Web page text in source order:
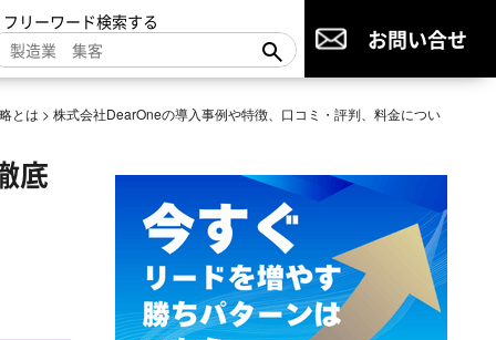
リーワード検索する
お問い合せ
とは > 株式会社DearOneの導入事例や特徴、口コミ・評判、料金につい
底